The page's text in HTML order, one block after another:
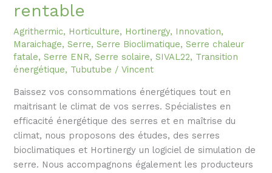
rentable
Agrithermic, Horticulture, Hortinergy, Innovation,
Maraichage,Serre,Serre Bioclimatique,Serre chaleur
fatale,Serre ENR,Serre solaire,SIVAL22, Transition
énergétique, Tubutube /Vincent
Baissez vos consommations énergétiques tout en
maitrisant le climat de vos serres. Spécialistes en
efficacité énergétique des serres et en maîtrise du
climat, nous proposons des études, des serres
bioclimatiques et Hortinergy un logiciel de simulation de
serre. Nous accompagnons également les producteurs